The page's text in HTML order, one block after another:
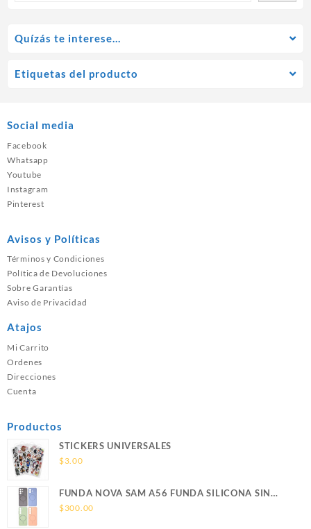
Quízás te interese…
Etiquetas del producto
Social media
Facebook
Whatsapp
Youtube
Instagram
Pinterest
Avisos y Políticas
Términos y Condiciones
Política de Devoluciones
Sobre Garantías
Aviso de Privacidad
Atajos
Mi Carrito
Ordenes
Direcciones
Cuenta
Productos
STICKERS UNIVERSALES
$3.00
FUNDA NOVA SAM A56 FUNDA SILICONA SIN
SOPORTE MAGNETICO SAMSUNG
$300.00